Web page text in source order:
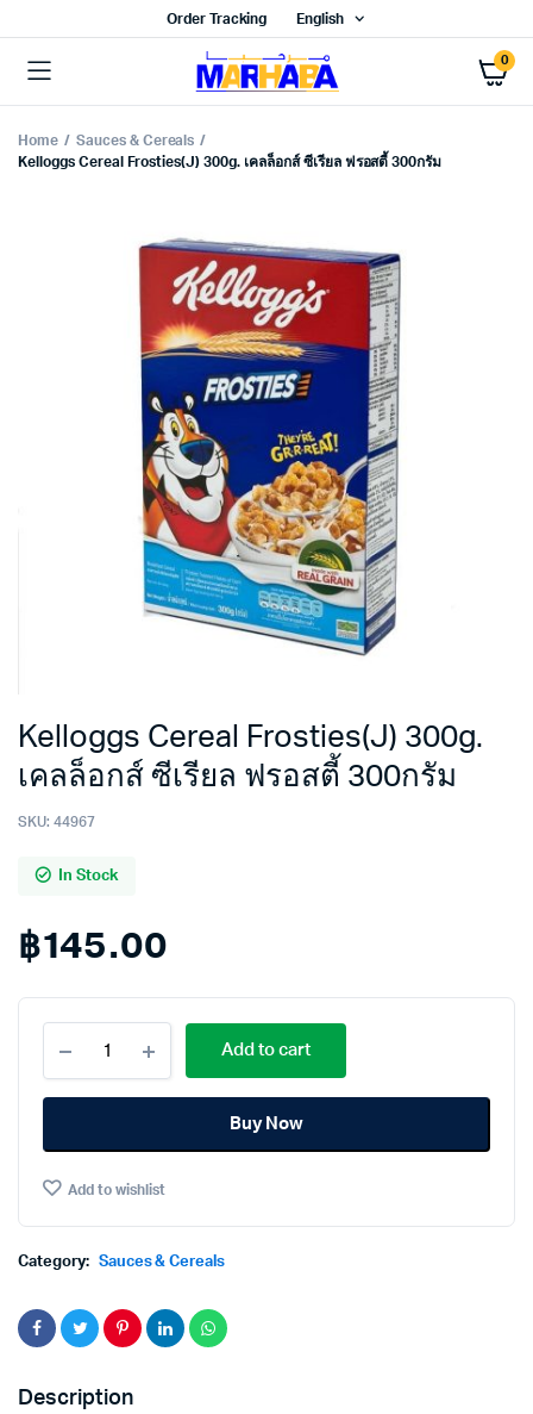
Order Tracking English
0
Home
Sauces & Cereals
Kelloggs Cereal Frosties(J) 300g. เคลล็อกส์ ซีเรียล ฟรอสตี้ 300กรัม
Kelloggs Cereal Frosties(J) 300g.
เคลล็อกส์ ซีเรียล ฟรอสตี้ 300กรัม
SKU: 44967
In Stock
฿145.00
Cereal
Frosties(J)
300g.
ล็อก
ซีเรีย
รอ
quantity
Add to cart
Buy Now
Add to wishlist
Category: Sauces & Cereals
Description